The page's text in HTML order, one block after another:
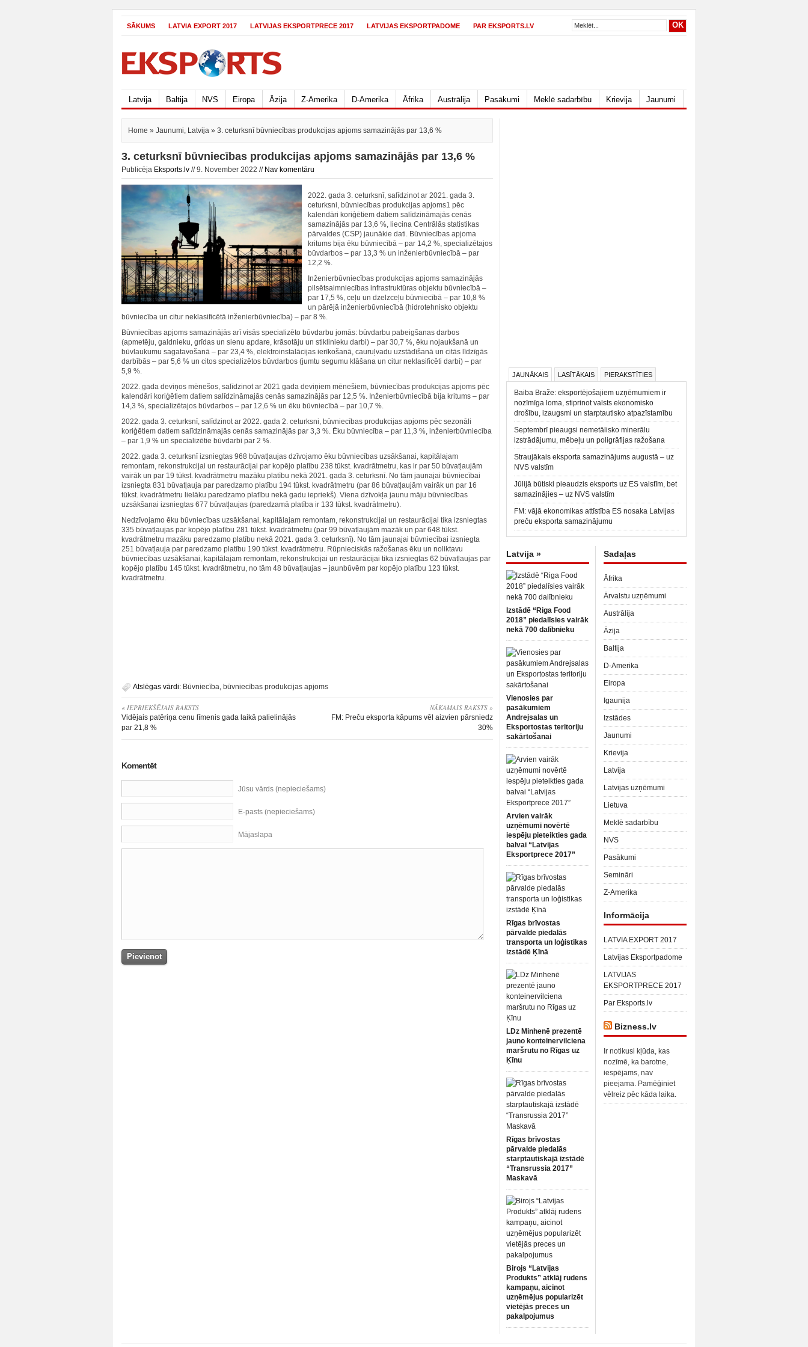
SĀKUMS LATVIA EXPORT 2017 LATVIJAS EKSPORTPRECE 2017 LATVIJAS EKSPORTPADOME PAR EKSPORTS.LV
Latvija Baltija NVS Eiropa Āzija Z-Amerika D-Amerika Āfrika Austrālija Pasākumi Meklē sadarbību Krievija Jaunumi
Home » Jaunumi, Latvija » 3. ceturksnī būvniecības produkcijas apjoms samazinājās par 13,6 %
3. ceturksnī būvniecības produkcijas apjoms samazinājās par 13,6 %
Publicēja Eksports.lv // 9. November 2022 // Nav komentāru
2022. gada 3. ceturksnī, salīdzinot ar 2021. gada 3.
ceturksni, būvniecības produkcijas apjoms1 pēc
kalendāri koriģētiem datiem salīdzināmajās cenās
samazinājās par 13,6 %, liecina Centrālās statistikas
pārvaldes (CSP) jaunākie dati. Būvniecības apjoma
kritums bija ēku būvniecībā – par 14,2 %, specializētajos
būvdarbos – par 13,3 % un inženierbūvniecībā – par
12,2 %.
Inženierbūvniecības produkcijas apjoms samazinājās
pilsētsaimniecības infrastruktūras objektu būvniecībā –
par 17,5 %, ceļu un dzelzceļu būvniecībā – par 10,8 %
un pārējā inženierbūvniecībā (hidrotehnisko objektu
būvniecība un citur neklasificētā inženierbūvniecība) – par 8 %.
Būvniecības apjoms samazinājās arī visās specializēto būvdarbu jomās: būvdarbu pabeigšanas darbos
(apmetēju, galdnieku, grīdas un sienu apdare, krāsotāju un stiklinieku darbi) – par 30,7 %, ēku nojaukšanā un
būvlaukumu sagatavošanā – par 23,4 %, elektroinstalācijas ierīkošanā, cauruļvadu uzstādīšanā un citās līdzīgās
darbībās – par 5,6 % un citos specializētos būvdarbos (jumtu segumu klāšana un citur neklasificēti darbi) – par
5,9 %.
2022. gada deviņos mēnešos, salīdzinot ar 2021 gada deviņiem mēnešiem, būvniecības produkcijas apjoms pēc
kalendāri koriģētiem datiem salīdzināmajās cenās samazinājās par 12,5 %. Inženierbūvniecībā bija kritums – par
14,3 %, specializētajos būvdarbos – par 12,6 % un ēku būvniecībā – par 10,7 %.
2022. gada 3. ceturksnī, salīdzinot ar 2022. gada 2. ceturksni, būvniecības produkcijas apjoms pēc sezonāli
koriģētiem datiem salīdzināmajās cenās samazinājās par 3,3 %. Ēku būvniecība – par 11,3 %, inženierbūvniecība
– par 1,9 % un specializētie būvdarbi par 2 %.
2022. gada 3. ceturksnī izsniegtas 968 būvatļaujas dzīvojamo ēku būvniecības uzsākšanai, kapitālajam
remontam, rekonstrukcijai un restaurācijai par kopējo platību 238 tūkst. kvadrātmetru, kas ir par 50 būvatļaujām
vairāk un par 19 tūkst. kvadrātmetru mazāku platību nekā 2021. gada 3. ceturksnī. No tām jaunajai būvniecībai
izsniegta 831 būvatļauja par paredzamo platību 194 tūkst. kvadrātmetru (par 86 būvatļaujām vairāk un par 16
tūkst. kvadrātmetru lielāku paredzamo platību nekā gadu iepriekš). Viena dzīvokļa jaunu māju būvniecības
uzsākšanai izsniegtas 677 būvatļaujas (paredzamā platība ir 133 tūkst. kvadrātmetru).
Nedzīvojamo ēku būvniecības uzsākšanai, kapitālajam remontam, rekonstrukcijai un restaurācijai tika izsniegtas
335 būvatļaujas par kopējo platību 281 tūkst. kvadrātmetru (par 99 būvatļaujām mazāk un par 648 tūkst.
kvadrātmetru mazāku paredzamo platību nekā 2021. gada 3. ceturksnī). No tām jaunajai būvniecībai izsniegta
251 būvatļauja par paredzamo platību 190 tūkst. kvadrātmetru. Rūpnieciskās ražošanas ēku un noliktavu
būvniecības uzsākšanai, kapitālajam remontam, rekonstrukcijai un restaurācijai tika izsniegtas 62 būvatļaujas par
kopējo platību 145 tūkst. kvadrātmetru, no tām 48 būvatļaujas – jaunbūvēm par kopējo platību 123 tūkst.
kvadrātmetru.
Atslēgas vārdi: Būvniecība, būvniecības produkcijas apjoms
« IEPRIEKŠĒJAIS RAKSTS
Vidējais patēriņa cenu līmenis gada laikā palielinājās
par 21,8 %
NĀKAMAIS RAKSTS »
FM: Preču eksporta kāpums vēl aizvien pārsniedz
30%
Komentēt
Jūsu vārds (nepieciešams)
E-pasts (nepieciešams)
Mājaslapa
JAUNĀKAIS LASĪTĀKAIS PIERAKSTĪTIES
Baiba Braže: eksportējošajiem uzņēmumiem ir
nozīmīga loma, stiprinot valsts ekonomisko
drošību, izaugsmi un starptautisko atpazīstamību
Septembrī pieaugsi nemetālisko minerālu
izstrādājumu, mēbeļu un poligrāfijas ražošana
Straujākais eksporta samazinājums augustā – uz
NVS valstīm
Jūlijā būtiski pieaudzis eksports uz ES valstīm, bet
samazinājies – uz NVS valstīm
FM: vājā ekonomikas attīstība ES nosaka Latvijas
preču eksporta samazinājumu
Latvija »
Izstādē “Riga Food
2018” piedalīsies vairāk
nekā 700 dalībnieku
Vienosies par
pasākumiem
Andrejsalas un
Eksportostas teritoriju
sakārtošanai
Arvien vairāk
uzņēmumi novērtē
iespēju pieteikties gada
balvai “Latvijas
Eksportprece 2017”
Rīgas brīvostas
pārvalde piedalās
transporta un loģistikas
izstādē Ķīnā
LDz Minhenē prezentē
jauno konteinervilciena
maršrutu no Rīgas uz
Ķīnu
Rīgas brīvostas
pārvalde piedalās
starptautiskajā izstādē
“Transrussia 2017”
Maskavā
Birojs “Latvijas
Produkts” atklāj rudens
kampaņu, aicinot
uzņēmējus popularizēt
vietējās preces un
pakalpojumus
Sadaļas
Āfrika
Ārvalstu uzņēmumi
Austrālija
Āzija
Baltija
D-Amerika
Eiropa
Igaunija
Izstādes
Jaunumi
Krievija
Latvija
Latvijas uzņēmumi
Lietuva
Meklē sadarbību
NVS
Pasākumi
Semināri
Z-Amerika
Informācija
LATVIA EXPORT 2017
Latvijas Eksportpadome
LATVIJAS
EKSPORTPRECE 2017
Par Eksports.lv
Bizness.lv
Ir notikusi kļūda, kas
nozīmē, ka barotne,
iespējams, nav
pieejama. Pamēģiniet
vēlreiz pēc kāda laika.